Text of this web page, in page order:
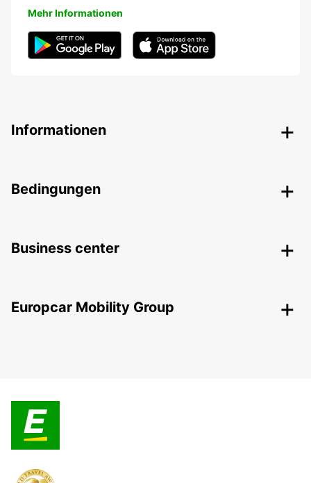
Mehr Informationen
Informationen
Bedingungen
Business center
Europcar Mobility Group